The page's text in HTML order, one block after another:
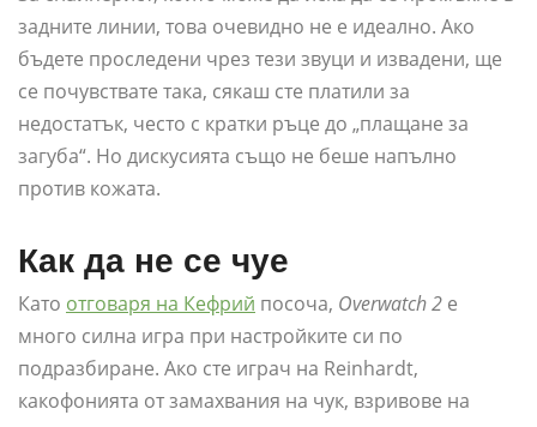
задните линии, това очевидно не е идеално. Ако
бъдете проследени чрез тези звуци и извадени, ще
се почувствате така, сякаш сте платили за
недостатък, често с кратки ръце до „плащане за
загуба“. Но дискусията също не беше напълно
против кожата.
Как да не се чуе
Като отговаря на Кефрий посоча, Overwatch 2 е
много силна игра при настройките си по
подразбиране. Ако сте играч на Reinhardt,
какофонията от замахвания на чук, взривове на